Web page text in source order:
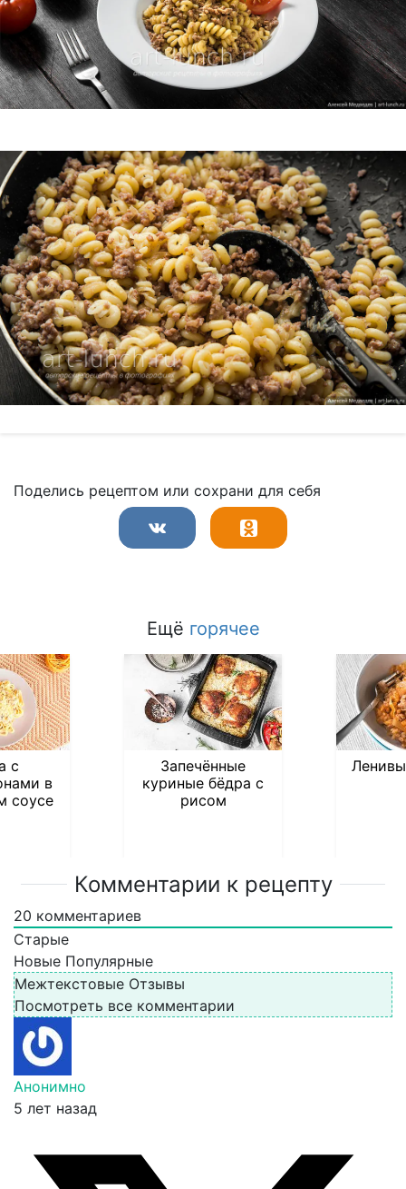
Поделись рецептом или сохрани для себя
Ещё горячее
с
в
соусе
Запечённые
куриные бёдра с
рисом
Комментарии к рецепту
20 комментариев
Старые
Новые Популярные
Межтекстовые Отзывы
Посмотреть все комментарии
Анонимно
5 лет назад